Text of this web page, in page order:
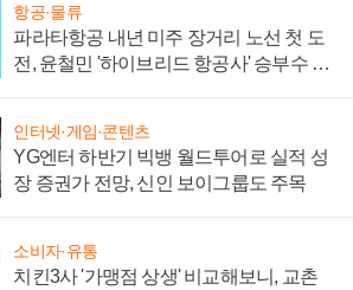
항공·물류
파라타항공 내년 미주 장거리 노선 첫 도
전, 윤철민 '하이브리드 항공사' 승부수 통
인터넷·게임·콘텐츠
YG엔터 하반기 빅뱅 월드투어로 실적 성
장 증권가 전망, 신인 보이그룹도 주목
소비자·유통
치킨3사 '가맹점 상생' 비교해보니, 교촌